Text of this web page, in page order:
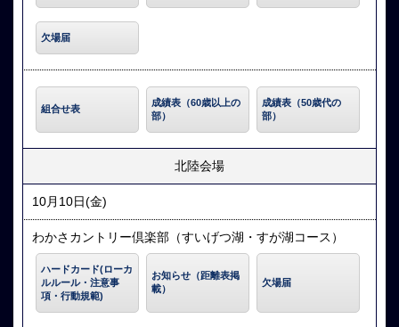
欠場届
組合せ表
成績表（60歳以上の
部）
成績表（50歳代の
部）
北陸会場
10月10日(金)
わかさカントリー倶楽部（すいげつ湖・すが湖コース）
ハードカード(ローカ
ルルール・注意事
項・行動規範)
お知らせ（距離表掲
載）
欠場届